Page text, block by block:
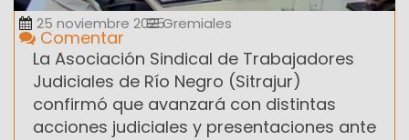
25 noviembre 2025Gremiales
Comentar
La Asociación Sindical de Trabajadores
Judiciales de Río Negro (Sitrajur)
confirmó que avanzará con distintas
acciones judiciales y presentaciones ante